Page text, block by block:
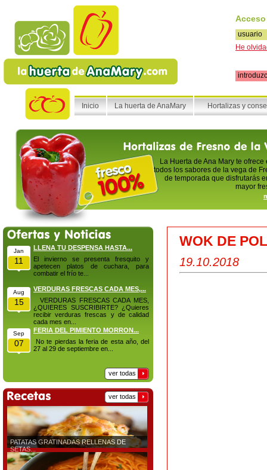
He
Inicio La huerta de AnaMary Hortalizas y
La Huerta de Ana Mary te
todos los sabores de la vega de
de temporada que disfrutarás
mayor
Jan
11
LLENA TU DESPENSA HASTA...
El invierno se presenta fresquito y
apetecen platos de cuchara, para
combatir el frío te...
Aug
15
VERDURAS FRESCAS CADA MES,...
VERDURAS FRESCAS CADA MES,
¿QUIERES SUSCRIBIRTE? ¿Quieres
recibir verduras frescas y de calidad
cada mes en...
Sep
07
FERIA DEL PIMIENTO MORRON...
No te pierdas la feria de esta año, del
27 al 29 de septiembre en...
ver todas
ver todas
PATATAS GRATINADAS RELLENAS DE
SETAS...
WOK DE
19.10.2018